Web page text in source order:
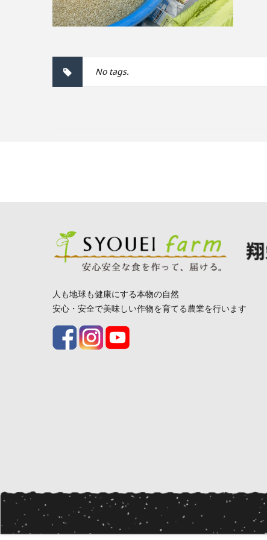
No tags.
人も地球も健康にする本物の自然
安心・安全で美味しい作物を育てる農業を行います